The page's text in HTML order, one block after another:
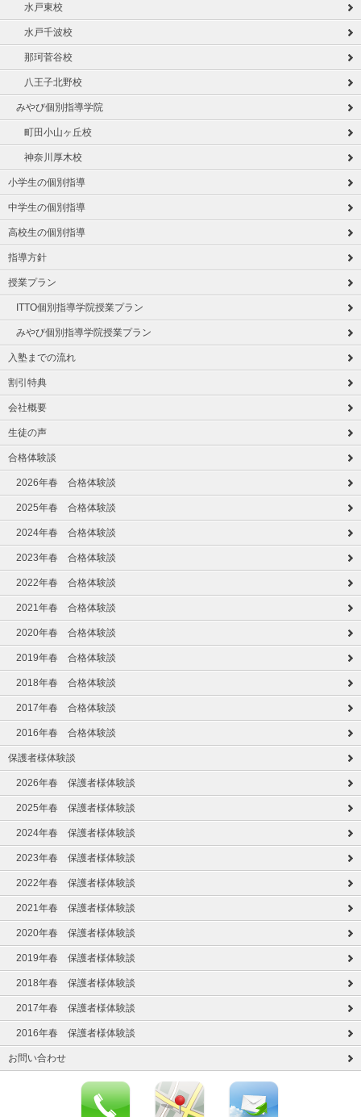
水戸東校
水戸千波校
那珂菅谷校
八王子北野校
みやび個別指導学院
町田小山ヶ丘校
神奈川厚木校
小学生の個別指導
中学生の個別指導
高校生の個別指導
指導方針
授業プラン
ITTO個別指導学院授業プラン
みやび個別指導学院授業プラン
入塾までの流れ
割引特典
会社概要
生徒の声
合格体験談
2026年春 合格体験談
2025年春 合格体験談
2024年春 合格体験談
2023年春 合格体験談
2022年春 合格体験談
2021年春 合格体験談
2020年春 合格体験談
2019年春 合格体験談
2018年春 合格体験談
2017年春 合格体験談
2016年春 合格体験談
保護者様体験談
2026年春 保護者様体験談
2025年春 保護者様体験談
2024年春 保護者様体験談
2023年春 保護者様体験談
2022年春 保護者様体験談
2021年春 保護者様体験談
2020年春 保護者様体験談
2019年春 保護者様体験談
2018年春 保護者様体験談
2017年春 保護者様体験談
2016年春 保護者様体験談
お問い合わせ